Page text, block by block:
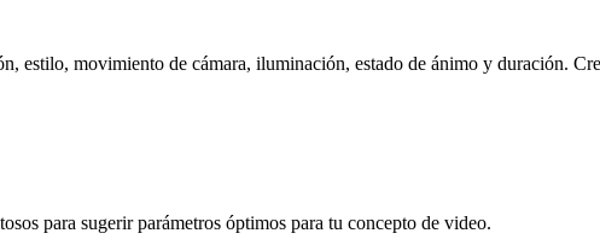
estilo, movimiento de cámara, iluminación, estado de ánimo y duración.
para sugerir parámetros óptimos para tu concepto de video.